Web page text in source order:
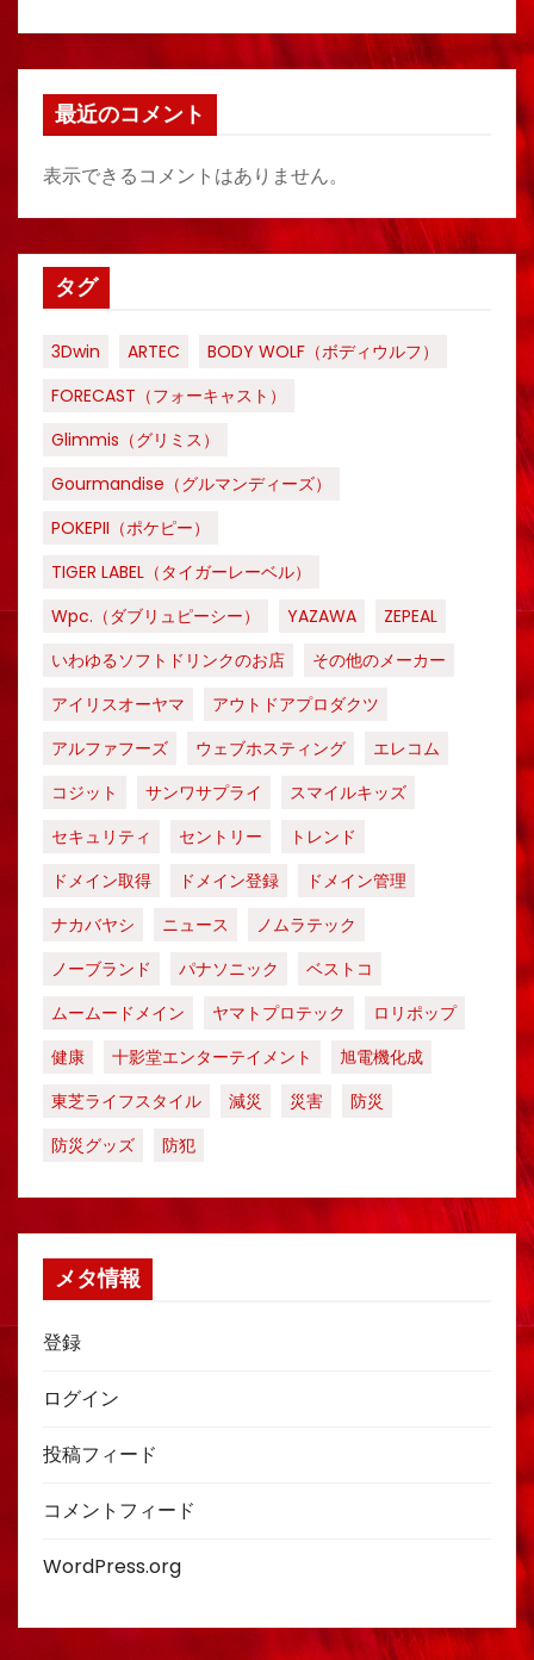
最近のコメント
表示できるコメントはありません。
タグ
3Dwin ARTEC
BODY WOLF（ボディウルフ）
FORECAST（フォーキャスト）
Glimmis（グリミス）
Gourmandise（グルマンディーズ）
POKEPII（ポケピー）
TIGER LABEL（タイガーレーベル）
Wpc.（ダブリュピーシー）
YAZAWA
ZEPEAL
いわゆるソフトドリンクのお店
その他のメーカー
アイリスオーヤマ
アウトドアプロダクツ
アルファフーズ
ウェブホスティング
エレコム
コジット
サンワサプライ
スマイルキッズ
セキュリティ
セントリー
トレンド
ドメイン取得
ドメイン登録
ドメイン管理
ナカバヤシ
ニュース
ノムラテック
ノーブランド
パナソニック
ベストコ
ムームードメイン
ヤマトプロテック
ロリポップ
健康
十影堂エンターテイメント
旭電機化成
東芝ライフスタイル
減災 災害
防災
防災グッズ
防犯
メタ情報
登録
ログイン
投稿フィード
コメントフィード
WordPress.org